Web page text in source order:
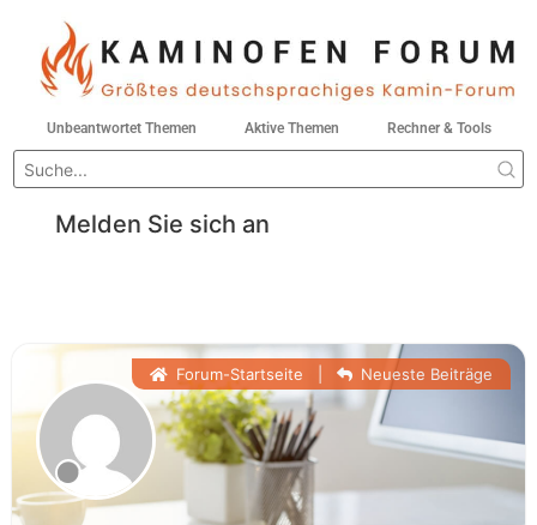
Unbeantwortet Themen Aktive Themen Rechner & Tools
Melden Sie sich an
Forum-Startseite Neueste Beiträge